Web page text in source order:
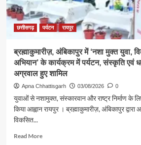
अग्रवाल
ने
लखनपुर
में
विधि-
विधान
जलाभिषेक,
प्रदेशवासियों
शांति,
छत्तीसगढ़ पर्यटन रायपुर
ब्रह्माकुमारीज़, अंबिकापुर में ‘नशा मुक्त युवा,
अभियान’ के कार्यक्रम में पर्यटन, संस्कृति एवं
अग्रवाल हुए शामिल
Apna Chhattisgarh 03/08/2026 0
युवाओं से नशामुक्त, संस्कारवान और राष्ट्र निर्माण के
किया आह्वान रायपुर । ब्रह्माकुमारीज़, अंबिकापुर
विकसित...
Read MoreRead